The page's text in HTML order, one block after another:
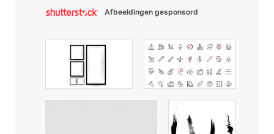
Afbeeldingen gesponsord